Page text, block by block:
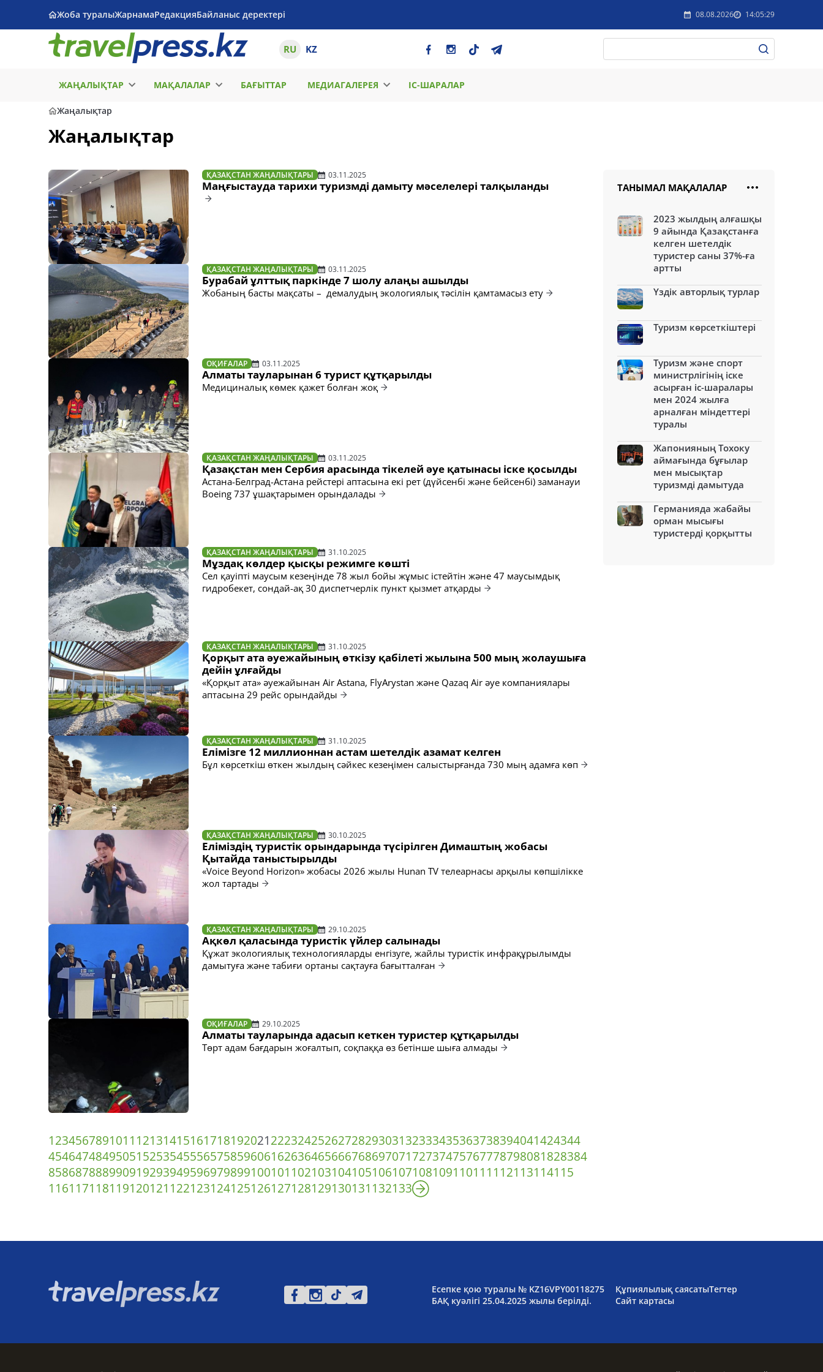
Жоба туралыЖарнамаРедакцияБайланыс деректері 08.08.2026 14:05:29
RU KZ
ЖАҢАЛЫҚТАР МАҚАЛАЛАР БАҒЫТТАР МЕДИАГАЛЕРЕЯ ІС-ШАРАЛАР
Жаңалықтар
Жаңалықтар
ҚАЗАҚСТАН ЖАҢАЛЫҚТАРЫ 03.11.2025
Маңғыстауда тарихи туризмді дамыту мәселелері талқыланды
ҚАЗАҚСТАН ЖАҢАЛЫҚТАРЫ 03.11.2025
Бурабай ұлттық паркінде 7 шолу алаңы ашылды
Жобаның басты мақсаты – демалудың экологиялық тәсілін қамтамасыз ету
ОҚИҒАЛАР 03.11.2025
Алматы тауларынан 6 турист құтқарылды
Медициналық көмек қажет болған жоқ
ҚАЗАҚСТАН ЖАҢАЛЫҚТАРЫ 03.11.2025
Қазақстан мен Сербия арасында тікелей әуе қатынасы іске қосылды
Астана-Белград-Астана рейстері аптасына екі рет (дүйсенбі және бейсенбі) заманауи
Boeing 737 ұшақтарымен орындалады
ҚАЗАҚСТАН ЖАҢАЛЫҚТАРЫ 31.10.2025
Мұздақ көлдер қысқы режимге көшті
Сел қауіпті маусым кезеңінде 78 жыл бойы жұмыс істейтін және 47 маусымдық
гидробекет, сондай-ақ 30 диспетчерлік пункт қызмет атқарды
ҚАЗАҚСТАН ЖАҢАЛЫҚТАРЫ 31.10.2025
Қорқыт ата әуежайының өткізу қабілеті жылына 500 мың жолаушыға
дейін ұлғайды
«Қорқыт ата» әуежайынан Air Astana, FlyArystan және Qazaq Air әуе компаниялары
аптасына 29 рейс орындайды
ҚАЗАҚСТАН ЖАҢАЛЫҚТАРЫ 31.10.2025
Елімізге 12 миллионнан астам шетелдік азамат келген
Бұл көрсеткіш өткен жылдың сәйкес кезеңімен салыстырғанда 730 мың адамға көп
ҚАЗАҚСТАН ЖАҢАЛЫҚТАРЫ 30.10.2025
Еліміздің туристік орындарында түсірілген Димаштың жобасы
Қытайда таныстырылды
«Voice Beyond Horizon» жобасы 2026 жылы Hunan TV телеарнасы арқылы көпшілікке
жол тартады
ҚАЗАҚСТАН ЖАҢАЛЫҚТАРЫ 29.10.2025
Ақкөл қаласында туристік үйлер салынады
Құжат экологиялық технологияларды енгізуге, жайлы туристік инфрақұрылымды
дамытуға және табиғи ортаны сақтауға бағытталған
ОҚИҒАЛАР 29.10.2025
Алматы тауларында адасып кеткен туристер құтқарылды
Төрт адам бағдарын жоғалтып, соқпаққа өз бетінше шыға алмады
1234567891011 121314151617181920212223242526272829303132333435363738394041424344
45464748495051525354555657585960616263646566676869707172737475767778798081828384
858687888990919293949596979899100101 102103104105106107108109110111 112113114115
116117118119120121 122123124125126127128129130131 132133
ТАНЫМАЛ МАҚАЛАЛАР
2023 жылдың алғашқы
9 айында Қазақстанға
келген шетелдік
туристер саны 37%-ға
артты
Үздік авторлық турлар
Туризм көрсеткіштері
Туризм және спорт
министрлігінің іске
асырған іс-шаралары
мен 2024 жылға
арналған міндеттері
туралы
Жапонияның Тохоку
аймағында бұғылар
мен мысықтар
туризмді дамытуда
Германияда жабайы
орман мысығы
туристерді қорқытты
Есепке қою туралы № KZ16VPY00118275
БАҚ куәлігі 25.04.2025 жылы берілді.
Құпиялылық саясатыТегтер
Сайт картасы